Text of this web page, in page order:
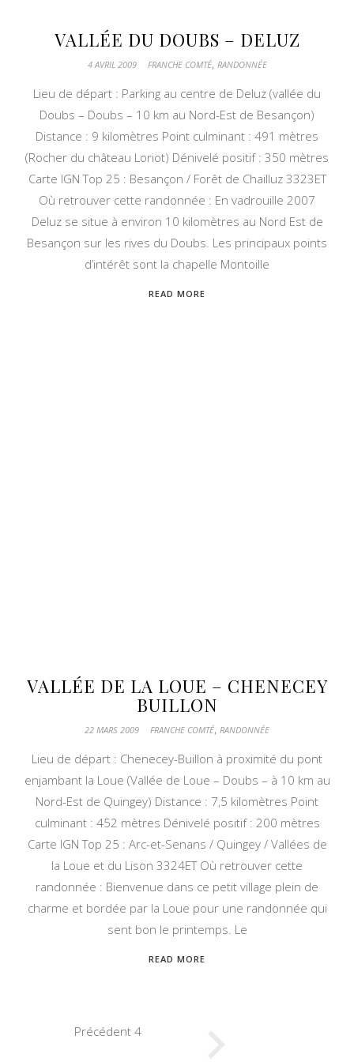
VALLÉE DU DOUBS – DELUZ
4 AVRIL 2009 FRANCHE COMTÉ, RANDONNÉE
Lieu de départ : Parking au centre de Deluz (vallée du
Doubs – Doubs – 10 km au Nord-Est de Besançon)
Distance : 9 kilomètres Point culminant : 491 mètres
(Rocher du château Loriot) Dénivelé positif : 350 mètres
Carte IGN Top 25 : Besançon / Forêt de Chailluz 3323ET
Où retrouver cette randonnée : En vadrouille 2007
Deluz se situe à environ 10 kilomètres au Nord Est de
Besançon sur les rives du Doubs. Les principaux points
d’intérêt sont la chapelle Montoille
READ MORE
VALLÉE DE LA LOUE – CHENECEY
BUILLON
22 MARS 2009 FRANCHE COMTÉ, RANDONNÉE
Lieu de départ : Chenecey-Buillon à proximité du pont
enjambant la Loue (Vallée de Loue – Doubs – à 10 km au
Nord-Est de Quingey) Distance : 7,5 kilomètres Point
culminant : 452 mètres Dénivelé positif : 200 mètres
Carte IGN Top 25 : Arc-et-Senans / Quingey / Vallées de
la Loue et du Lison 3324ET Où retrouver cette
randonnée : Bienvenue dans ce petit village plein de
charme et bordée par la Loue pour une randonnée qui
sent bon le printemps. Le
READ MORE
Précédent4